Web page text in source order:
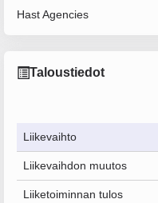
Hast Agencies
Taloustiedot
Liikevaihto
Liikevaihdon muutos
Liiketoiminnan tulos